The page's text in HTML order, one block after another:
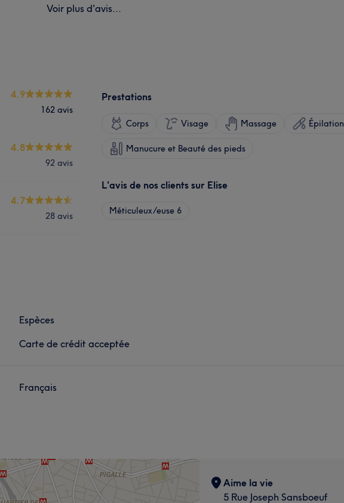
Voir plus d'avis...
4.9
162 avis
4.8
92 avis
4.7
28 avis
Prestations
Corps Visage Massage Épilation
Manucure et Beauté des pieds
L'avis de nos clients sur Elise
Méticuleux/euse 6
Espèces
Carte de crédit acceptée
Français
Aime la vie
5 Rue Joseph Sansboeuf